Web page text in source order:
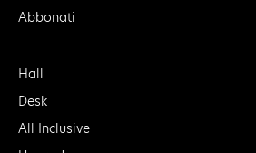
Abbonati
Hall
Desk
All Inclusive